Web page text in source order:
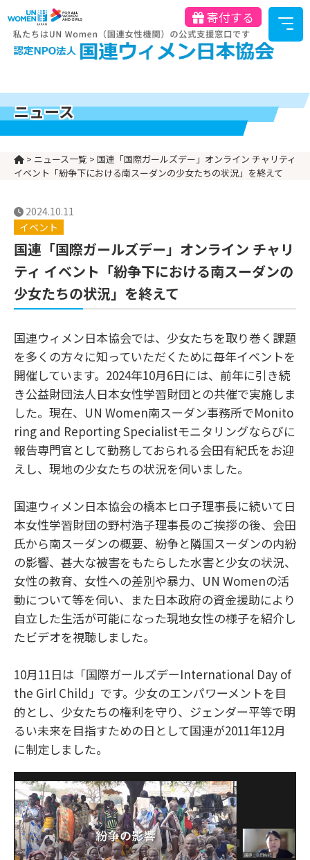
寄付する
ニュース
> ニュース一覧 > 国連「国際ガールズデー」オンライン チャリティ
イベント「紛争下における南スーダンの少女たちの状況」を終えて
2024.10.11
イベント
国連「国際ガールズデー」オンライン チャリ
ティ イベント「紛争下における南スーダンの
少女たちの状況」を終えて
国連ウィメン日本協会では、少女たちを取り巻く課題
を多くの方々に知っていただくために毎年イベントを
開催しています。2024年10月6日には、前年に引き続
き公益財団法人日本女性学習財団との共催で実施しま
した。現在、UN Women南スーダン事務所でMonito
ring and Reporting Specialistモニタリングならびに
報告専門官として勤務しておられる会田有紀氏をお迎
えし、現地の少女たちの状況を伺いました。
国連ウィメン日本協会の橋本ヒロ子理事長に続いて日
本女性学習財団の野村浩子理事長のご挨拶の後、会田
氏から南スーダンの概要、紛争と隣国スーダンの内紛
の影響、甚大な被害をもたらした水害と少女の状況、
女性の教育、女性への差別や暴力、UN Womenの活
動について等を伺い、また日本政府の資金援助により
自立した生活が可能になった現地女性の様子を紹介し
たビデオを視聴しました。
10月11日は「国際ガールズデーInternational Day of
the Girl Child」です。少女のエンパワーメントを目
的とし、少女たちの権利を守り、ジェンダー平等で明
るい未来を目指すための日として国連が2011年12月
に制定しました。